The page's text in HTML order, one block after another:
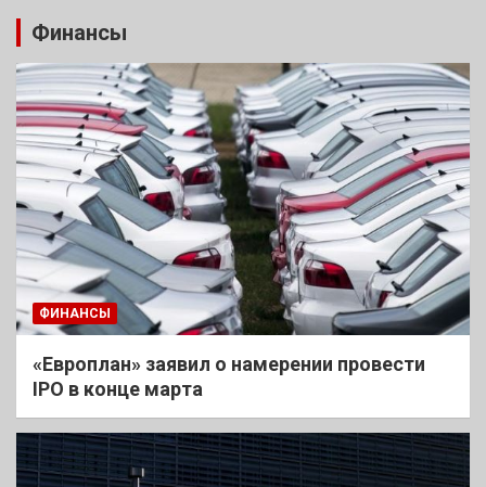
Финансы
ФИНАНСЫ
«Европлан» заявил о намерении провести
IPO в конце марта